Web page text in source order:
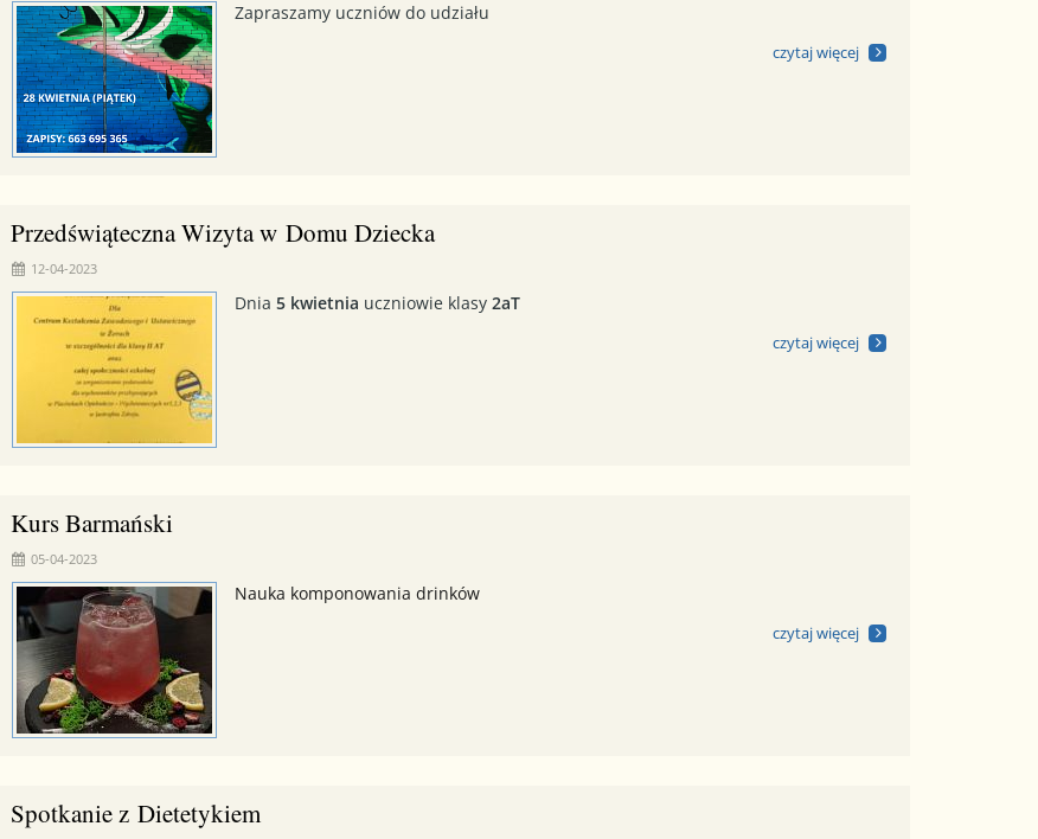
Zapraszamy uczniów do udziału
czytaj więcej
Przedświąteczna Wizyta w Domu Dziecka
12-04-2023
Dnia 5 kwietnia uczniowie klasy 2aT
czytaj więcej
Kurs Barmański
05-04-2023
Nauka komponowania drinków
czytaj więcej
Spotkanie z Dietetykiem